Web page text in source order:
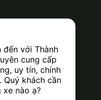
đến với Thành
cung cấp
uy tín, chính
Quý khách cần
nào ạ?